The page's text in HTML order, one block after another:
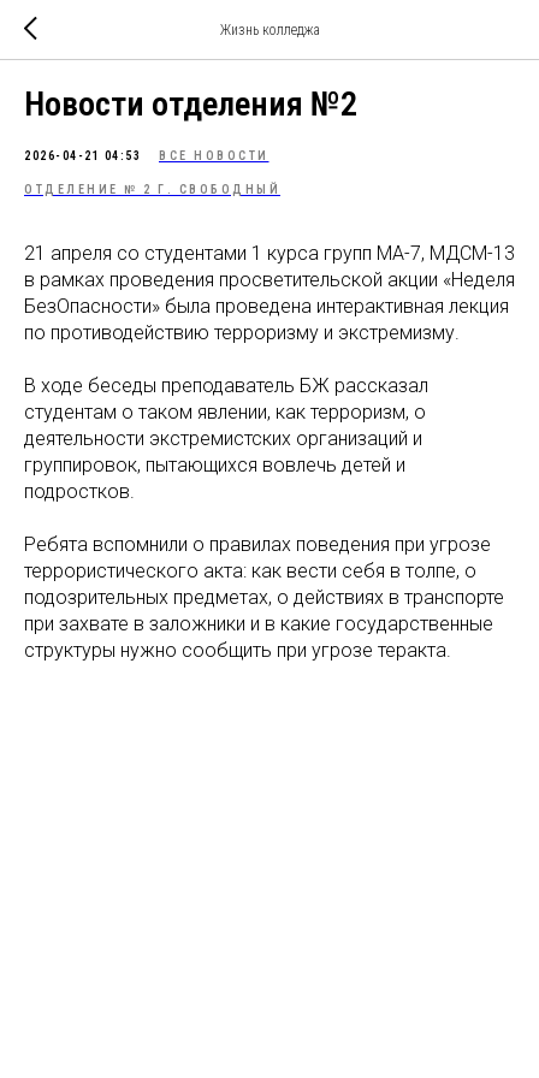
Жизнь колледжа
Новости отделения №2
2026-04-21 04:53 ВСЕ НОВОСТИ
ОТДЕЛЕНИЕ № 2 Г. СВОБОДНЫЙ
21 апреля со студентами 1 курса групп МА-7, МДСМ-13
в рамках проведения просветительской акции «Неделя
БезОпасности» была проведена интерактивная лекция
по противодействию терроризму и экстремизму.
В ходе беседы преподаватель БЖ рассказал
студентам о таком явлении, как терроризм, о
деятельности экстремистских организаций и
группировок, пытающихся вовлечь детей и
подростков.
Ребята вспомнили о правилах поведения при угрозе
террористического акта: как вести себя в толпе, о
подозрительных предметах, о действиях в транспорте
при захвате в заложники и в какие государственные
структуры нужно сообщить при угрозе теракта.